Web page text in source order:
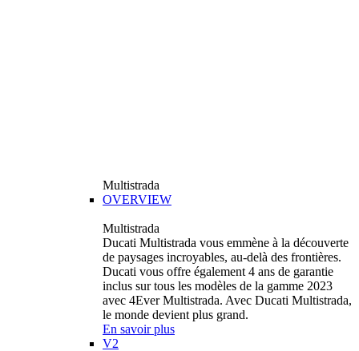
Multistrada
OVERVIEW
Multistrada
Ducati Multistrada vous emmène à la découverte
de paysages incroyables, au-delà des frontières.
Ducati vous offre également 4 ans de garantie
inclus sur tous les modèles de la gamme 2023
avec 4Ever Multistrada. Avec Ducati Multistrada,
le monde devient plus grand.
En savoir plus
V2